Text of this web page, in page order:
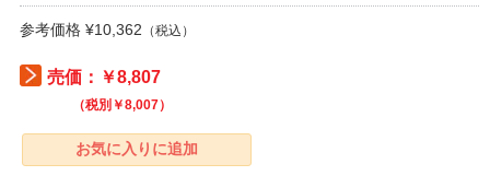
参考価格 ¥10,362 （税込）
売価：￥8,807
（税別￥8,007）